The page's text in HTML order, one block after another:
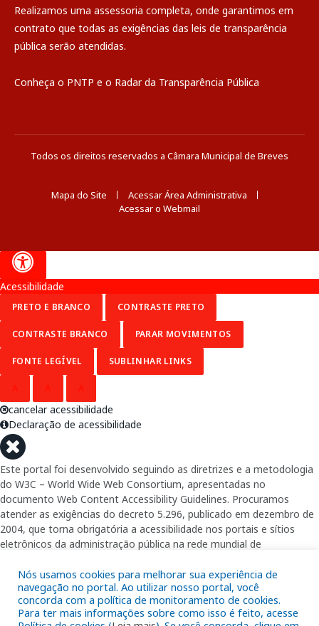
Realizamos uma assessoria completa, onde garantimos em
contrato que todas as exigências das leis de transparência
pública serão atendidas.
Conheça o PNTP e o Radar da Transparência Pública
Todos os direitos reservados a Câmara Municipal de Breves
Mapa do Site
Acessar Área Administrativa
Acessar o Webmail
Nós usamos cookies para melhorar sua experiência de
navegação no portal. Ao utilizar nosso portal, você
concorda com a política de monitoramento de cookies.
Para ter mais informações sobre como isso é feito, acesse
Acessibilidade
PRETO E BRANCO CONTRASTE PRETO
CONTRASTE BRANCO PARAR MOVIMENTOS
FONTE LEGÍVEL SUBLINHAR LINKS
cancelar acessibilidade
Declaração de acessibilidade
Este portal foi desenvolvido seguindo as diretrizes e a metodologia
do W3C – World Wide Web Consortium, apresentadas no
documento Web Content Accessibility Guidelines. Procuramos
atender as exigências do decreto 5.296, publicado em dezembro de
2004, que torna obrigatória a acessibilidade nos portais e sítios
eletrônicos da administração pública na rede mundial de
garantindo-lhes o pleno acesso aos conteúdos disponíveis.
Além de validações automáticas, foram realizados testes em
diversos navegadores e através do utilitário de acesso a Internet do